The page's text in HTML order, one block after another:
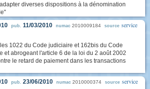
diverses dispositions à la dénomination
pub. 11/03/2010 numac 2010009184 source service
1022 du Code judiciaire et 162bis du Code
et abrogeant l'article 6 de la loi du 2 août 2002
le retard de paiement dans les transactions
pub. 23/06/2010 numac 2010000374 source service